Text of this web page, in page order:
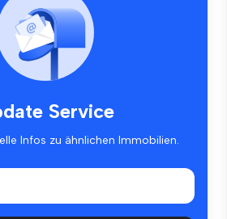
Service
Infos zu ähnlichen Immobilien.